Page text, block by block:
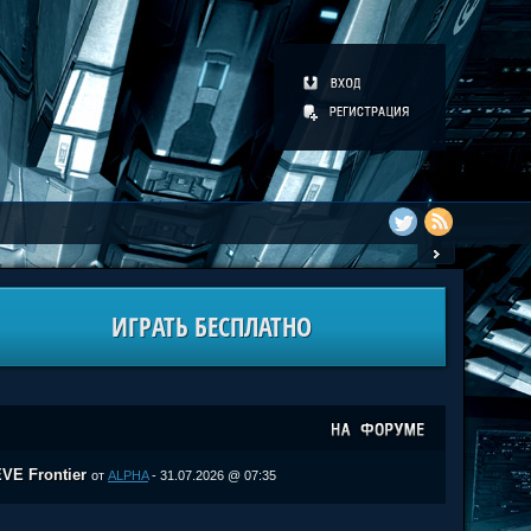
ИГРАТЬ БЕСПЛАТНО
Frontier от ALPHA- 31.07.2026 @ 07:35